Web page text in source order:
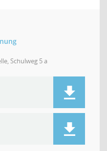
Schulweg 5 a